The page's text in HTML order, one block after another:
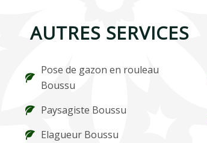
AUTRES SERVICES
Pose de gazon en rouleau
Boussu
Paysagiste Boussu
Elagueur Boussu